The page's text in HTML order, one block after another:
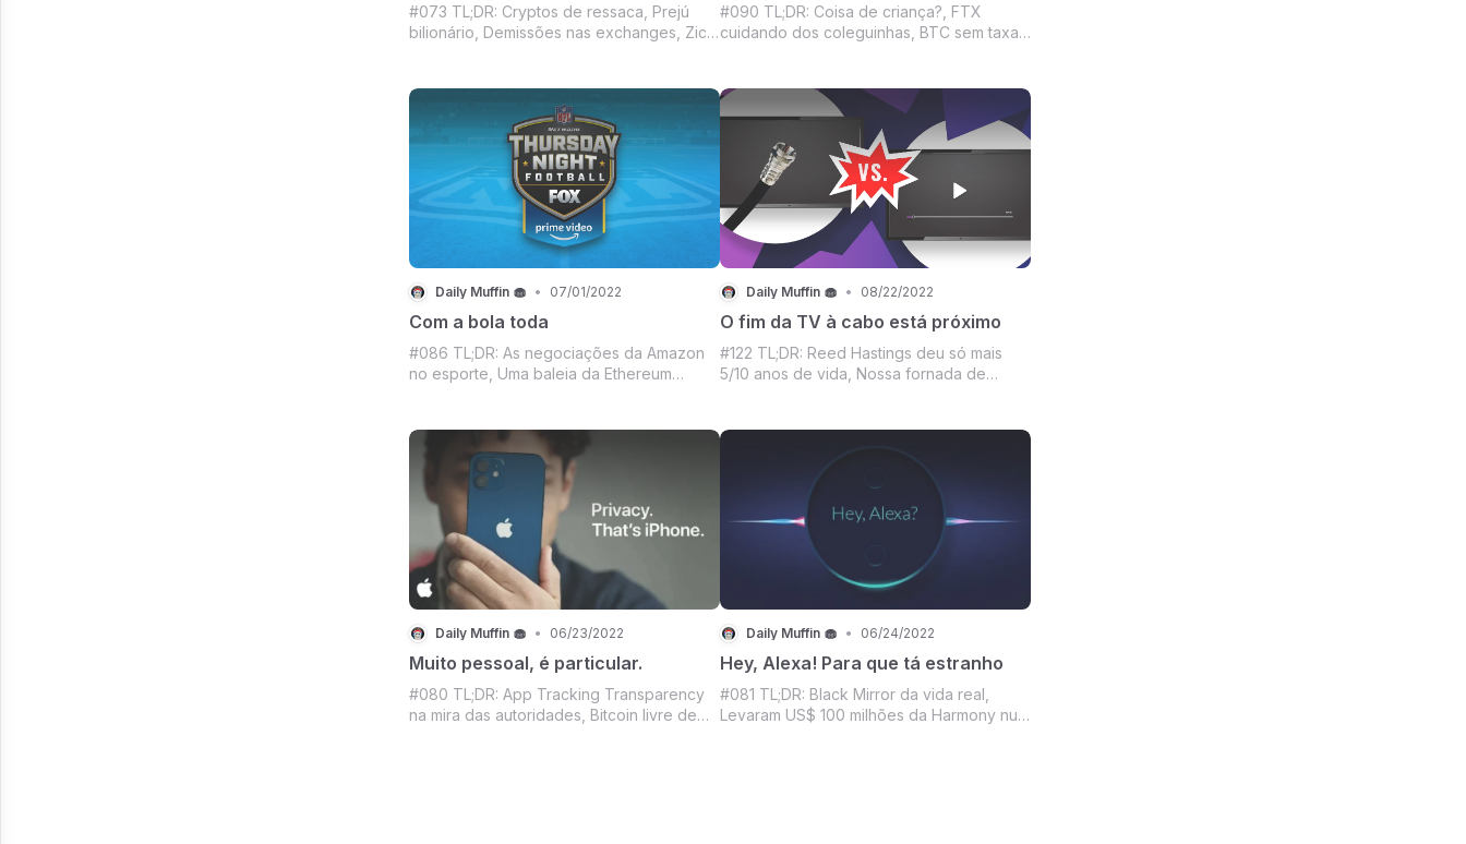
#073 TL;DR: Cryptos de ressaca, Prejú
bilionário, Demissões nas exchanges, Zica
Kojima pulando a cerca? Tudo isso no
Daily Muffin de hoje.
#090 TL;DR: Coisa de criança?, FTX
cuidando dos coleguinhas, BTC sem taxa
dos Irmãos Duffer e Mercado Crypto rindo
igual criança.
Daily Muffin 🧁 • 07/01/2022
Com a bola toda
#086 TL;DR: As negociações da Amazon
no esporte, Uma baleia da Ethereum
aquecendo os motores pra ser
mainstream, E Mário, einh!?, O Mercado
Crypto todo verdinho pra deixar a gen
Daily Muffin 🧁 • 08/22/2022
O fim da TV à cabo está próximo
#122 TL;DR: Reed Hastings deu só mais
5/10 anos de vida, Nossa fornada de
querem ver na indicação de melhor filme
lançamento da Sony
Daily Muffin 🧁 • 06/23/2022
Muito pessoal, é particular.
#080 TL;DR: App Tracking Transparency
na mira das autoridades, Bitcoin livre de
Daily Muffin 🧁 • 06/24/2022
Hey, Alexa! Para que tá estranho
#081 TL;DR: Black Mirror da vida real,
Levaram US$ 100 milhões da Harmony num